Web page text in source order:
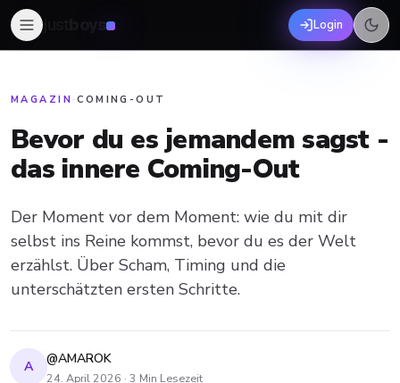
boys Login
MAGAZIN ·COMING-OUT
Bevor du es jemandem sagst -
das innere Coming-Out
Der Moment vor dem Moment: wie du mit dir
selbst ins Reine kommst, bevor du es der Welt
erzählst. Über Scham, Timing und die
unterschätzten ersten Schritte.
A @AMAROK
24. April 2026 · 3 Min Lesezeit